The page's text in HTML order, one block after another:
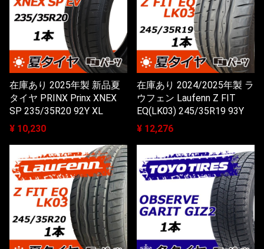
在庫あり 2025年製 新品夏
タイヤ PRINX Prinx XNEX
SP 235/35R20 92Y XL
¥ 10,230
在庫あり 2024/2025年製 ラ
ウフェン Laufenn Z FIT
EQ(LK03) 245/35R19 93Y
¥ 12,276